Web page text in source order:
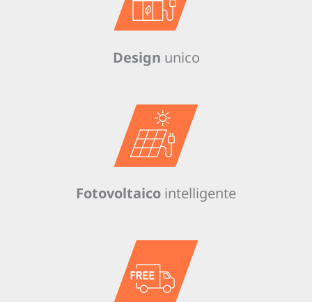
Design unico
Fotovoltaico intelligente